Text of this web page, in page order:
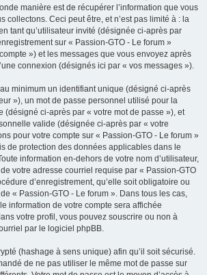
manière est de récupérer l’information que vous
collectons. Ceci peut être, et n’est pas limité à : la
tant qu’utilisateur invité (désignée ci-après par
sur « Passion-GTO - Le forum »
») et les messages que vous envoyez après
connexion (désignés ici par « vos messages »).
minimum un identifiant unique (désigné ci-après
»), un mot de passe personnel utilisé pour la
(désigné ci-après par « votre mot de passe »), et
valide (désignée ci-après par « votre
pour votre compte sur « Passion-GTO - Le forum »
de protection des données applicables dans le
information en-dehors de votre nom d’utilisateur,
votre adresse courriel requise par « Passion-GTO
d’enregistrement, qu’elle soit obligatoire ou
« Passion-GTO - Le forum ». Dans tous les cas,
information de votre compte sera affichée
votre profil, vous pouvez souscrire ou non à
par le logiciel phpBB.
(hashage à sens unique) afin qu’il soit sécurisé.
de ne pas utiliser le même mot de passe sur